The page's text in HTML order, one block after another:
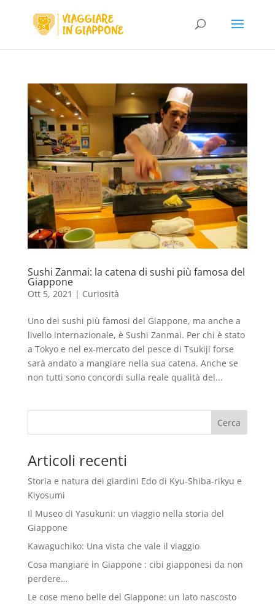
Sushi Zanmai: la catena di sushi più famosa del
Giappone
Ott 5, 2021 | Curiosità
Uno dei sushi più famosi del Giappone, ma anche a
livello internazionale, è Sushi Zanmai. Per chi è stato
a Tokyo e nel ex-mercato del pesce di Tsukiji forse
sarà andato a mangiare nella sua catena. Anche se
non tutti sono concordi sulla reale qualità del...
Articoli recenti
Storia e natura dei giardini Edo di Kyu-Shiba-rikyu e
Kiyosumi
Il Museo di Yasukuni: un viaggio nella storia del
Giappone
Kawaguchiko: Una vista che vale il viaggio
Cosa mangiare in Giappone : cibi giapponesi da non
perdere…
Le cose meno belle del Giappone: un lato nascosto